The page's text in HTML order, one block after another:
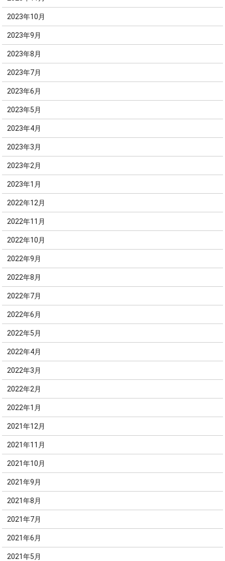
2023年10月
2023年9月
2023年8月
2023年7月
2023年6月
2023年5月
2023年4月
2023年3月
2023年2月
2023年1月
2022年12月
2022年11月
2022年10月
2022年9月
2022年8月
2022年7月
2022年6月
2022年5月
2022年4月
2022年3月
2022年2月
2022年1月
2021年12月
2021年11月
2021年10月
2021年9月
2021年8月
2021年7月
2021年6月
2021年5月